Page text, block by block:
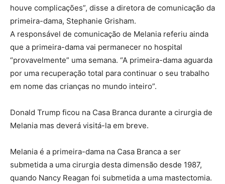
houve complicações”, disse a diretora de comunicação da
primeira-dama, Stephanie Grisham.
A responsável de comunicação de Melania referiu ainda
que a primeira-dama vai permanecer no hospital
“provavelmente” uma semana. “A primeira-dama aguarda
por uma recuperação total para continuar o seu trabalho
em nome das crianças no mundo inteiro”.
Donald Trump ficou na Casa Branca durante a cirurgia de
Melania mas deverá visitá-la em breve.
Melania é a primeira-dama na Casa Branca a ser
submetida a uma cirurgia desta dimensão desde 1987,
quando Nancy Reagan foi submetida a uma mastectomia.